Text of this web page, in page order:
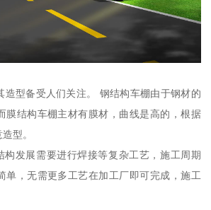
造型备受人们关注。 钢结构车棚由于钢材的
膜结构车棚主材有膜材，曲线是高的，根据
型。
构发展需要进行焊接等复杂工艺，施工周期
单，无需更多工艺在加工厂即可完成，施工